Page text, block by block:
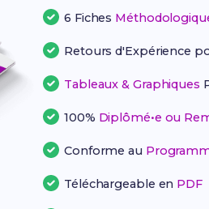
6 Fiches
Retours d'Expérience
Tableaux & Graphiques
100% Diplômé•e ou
Conforme au
Téléchargeable en PDF